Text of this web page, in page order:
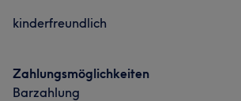
kinderfreundlich
Zahlungsmöglichkeiten
Barzahlung